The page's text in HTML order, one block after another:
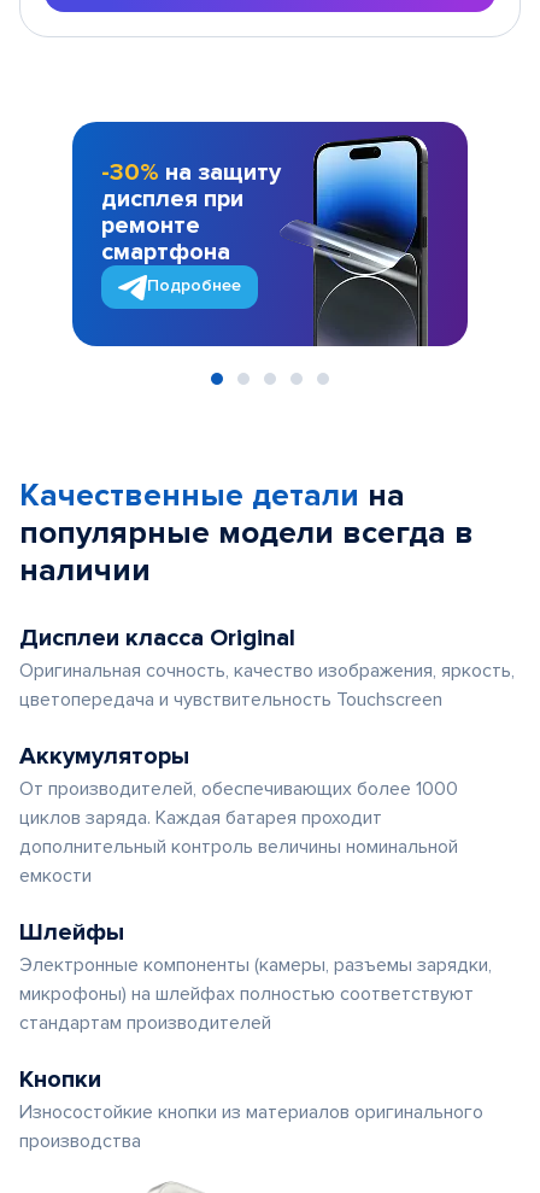
-30% на защиту
дисплея при
ремонте
смартфона
Подробнее
Качественные детали на
популярные модели всегда в
наличии
Дисплеи класса Original
Оригинальная сочность, качество изображения, яркость,
цветопередача и чувствительность Touchscreen
Аккумуляторы
От производителей, обеспечивающих более 1000
циклов заряда. Каждая батарея проходит
дополнительный контроль величины номинальной
емкости
Шлейфы
Электронные компоненты (камеры, разъемы зарядки,
микрофоны) на шлейфах полностью соответствуют
стандартам производителей
Кнопки
Износостойкие кнопки из материалов оригинального
производства